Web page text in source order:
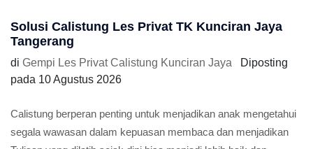
Solusi Calistung Les Privat TK Kunciran Jaya
Tangerang
di Gempi Les Privat Calistung Kunciran Jaya
Diposting
pada 10 Agustus 2026
Calistung berperan penting untuk menjadikan anak mengetahui
segala wawasan dalam kepuasan membaca dan menjadikan